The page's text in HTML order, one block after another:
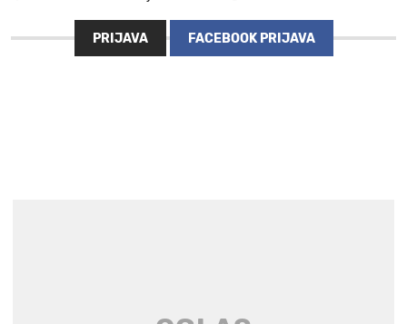
PRIJAVA FACEBOOK PRIJAVA